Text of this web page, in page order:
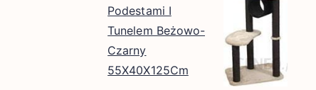
Podestami I
Tunelem Beżowo-
Czarny
55X40X125Cm